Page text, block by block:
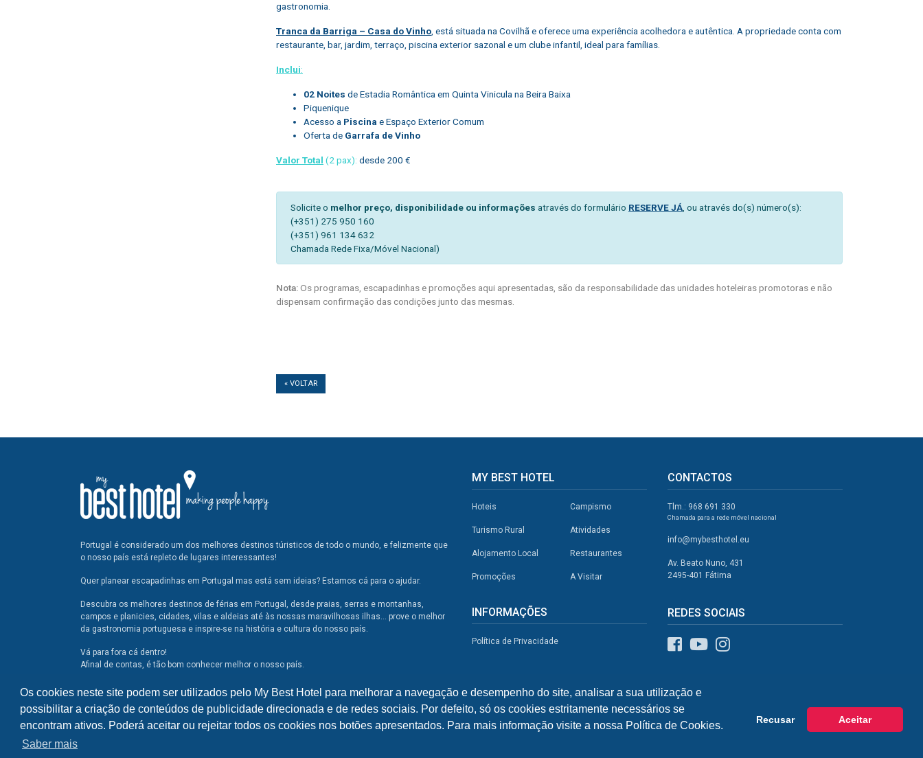
Os cookies neste site podem ser utilizados pelo My Best Hotel para melhorar a navegação e desempenho do site, analisar a sua utilização e
possibilitar a criação de conteúdos de publicidade direcionada e de redes sociais. Por defeito, só os cookies estritamente necessários se
encontram ativos. Poderá aceitar ou rejeitar todos os cookies nos botões apresentados. Para mais informação visite a nossa Política de Cookies.
Saber mais
Recusar Aceitar
gastronomia.
Tranca da Barriga – Casa do Vinho, está situada na Covilhã e oferece uma experiência acolhedora e autêntica. A propriedade conta com
restaurante, bar, jardim, terraço, piscina exterior sazonal e um clube infantil, ideal para famílias.
Inclui:
02 Noites de Estadia Romântica em Quinta Vinicula na Beira Baixa
Piquenique
Acesso a Piscina e Espaço Exterior Comum
Oferta de Garrafa de Vinho
Valor Total (2 pax): desde 200 €
Solicite o melhor preço, disponibilidade ou informações através do formulário RESERVE JÁ, ou através do(s) número(s):
(+351) 275 950 160
(+351) 961 134 632
Chamada Rede Fixa/Móvel Nacional)
Nota:Os programas, escapadinhas e promoções aqui apresentadas, são da responsabilidade das unidades hoteleiras promotoras e não
dispensam confirmação das condições junto das mesmas.
« VOLTAR
Portugal é considerado um dos melhores destinos túristicos de todo o mundo, e felizmente que
o nosso país está repleto de lugares interessantes!
Quer planear escapadinhas em Portugal mas está sem ideias? Estamos cá para o ajudar.
Descubra os melhores destinos de férias em Portugal, desde praias, serras e montanhas,
campos e planicies, cidades, vilas e aldeias até às nossas maravilhosas ilhas... prove o melhor
da gastronomia portuguesa e inspire-se na história e cultura do nosso país.
Vá para fora cá dentro!
Afinal de contas, é tão bom conhecer melhor o nosso país.
MY BEST HOTEL
Hoteis
Turismo Rural
Alojamento Local
Promoções
Campismo
Atividades
Restaurantes
A Visitar
INFORMAÇÕES
Política de Privacidade
CONTACTOS
Tlm.: 968 691 330
Chamada para a rede móvel nacional
info@mybesthotel.eu
Av. Beato Nuno, 431
2495-401 Fátima
REDES SOCIAIS